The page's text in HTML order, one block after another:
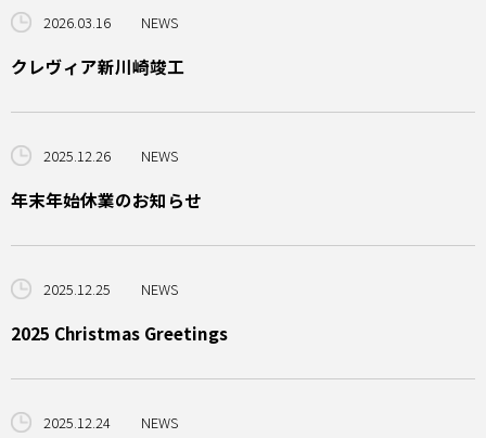
2026.03.16 NEWS
クレヴィア新川崎竣工
2025.12.26 NEWS
年末年始休業のお知らせ
2025.12.25 NEWS
2025 Christmas Greetings
2025.12.24 NEWS